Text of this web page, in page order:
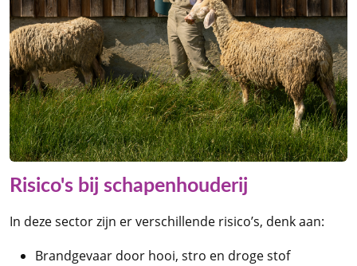
Risico's bij schapenhouderij
In deze sector zijn er verschillende risico’s, denk aan:
Brandgevaar door hooi, stro en droge stof